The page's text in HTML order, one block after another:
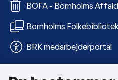
BOFA - Bornholms
Bornholms
BRK medarbejderportal